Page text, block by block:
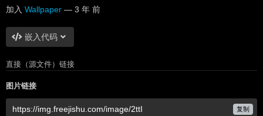
加入 Wallpaper — 3 年 前
嵌入代码
直接（源文件）链接
图片链接
复制